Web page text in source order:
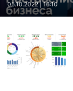
05.10.2022 | 16:10